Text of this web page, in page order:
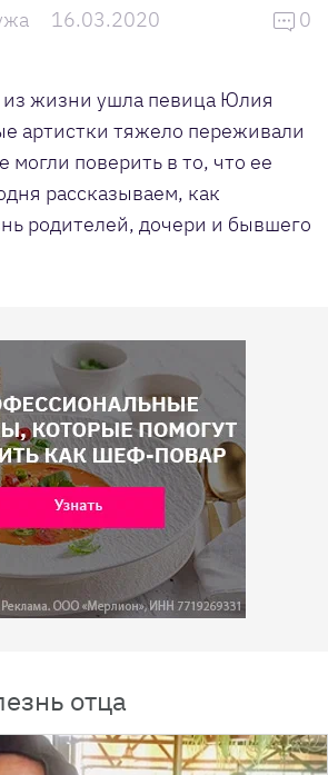
16.03.2020 0
из жизни ушла певица Юлия
артистки тяжело переживали
могли поверить в то, что ее
рассказываем, как
родителей, дочери и бывшего
отца